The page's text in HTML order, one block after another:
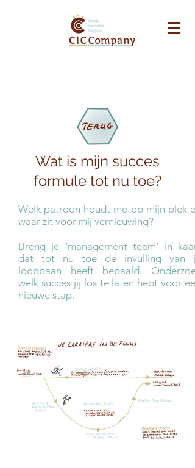
Wat is mijn succes
formule tot nu toe?
Welk patroon houdt me op mijn plek en
waar zit voor mij vernieuwing?
Breng je 'management team' in kaart
dat tot nu toe de invulling van je
loopbaan heeft bepaald. Onderzoek
welk succes jij los te laten hebt voor een
nieuwe stap.